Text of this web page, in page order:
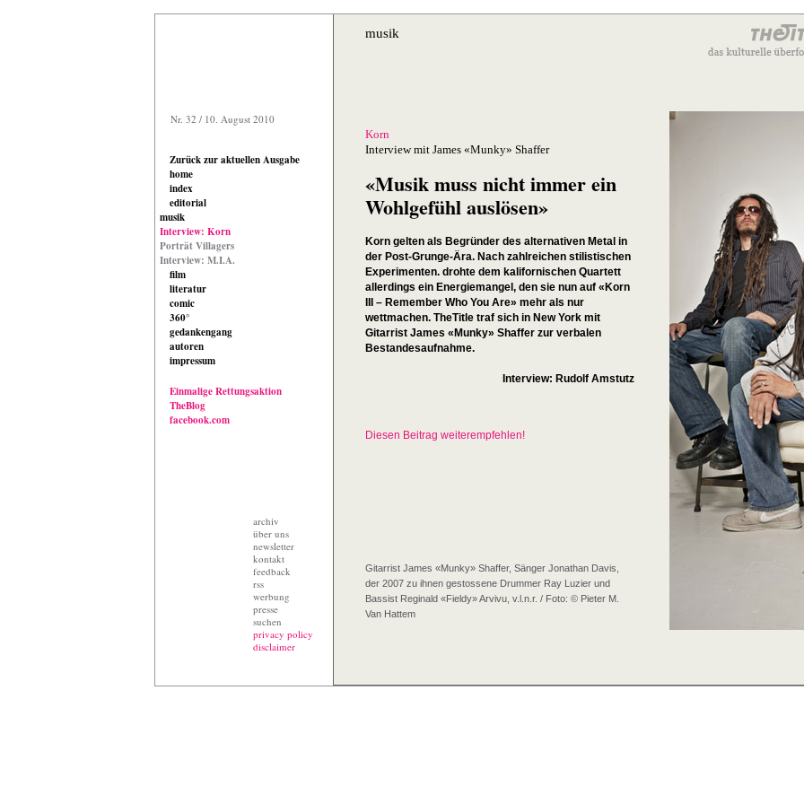
Nr. 32 / 10. August 2010
Zurück zur aktuellen Ausgabe
home
index
editorial
musik
Interview: Korn
Porträt Villagers
Interview: M.I.A.
film
literatur
comic
360°
gedankengang
autoren
impressum
Einmalige Rettungsaktion
TheBlog
facebook.com
archiv
über uns
newsletter
kontakt
feedback
rss
werbung
presse
suchen
privacy policy
disclaimer
musik
Korn
Interview mit James «Munky» Shaffer
«Musik muss nicht immer ein
Wohlgefühl auslösen»
Korn gelten als Begründer des alternativen Metal in
der Post-Grunge-Ära. Nach zahlreichen stilistischen
Experimenten. drohte dem kalifornischen Quartett
allerdings ein Energiemangel, den sie nun auf «Korn
III – Remember Who You Are» mehr als nur
wettmachen. TheTitle traf sich in New York mit
Gitarrist James «Munky» Shaffer zur verbalen
Bestandesaufnahme.
Interview: Rudolf Amstutz
Diesen Beitrag weiterempfehlen!
Gitarrist James «Munky» Shaffer, Sänger Jonathan Davis,
der 2007 zu ihnen gestossene Drummer Ray Luzier und
Bassist Reginald «Fieldy» Arvivu, v.l.n.r. / Foto: © Pieter M.
Van Hattem